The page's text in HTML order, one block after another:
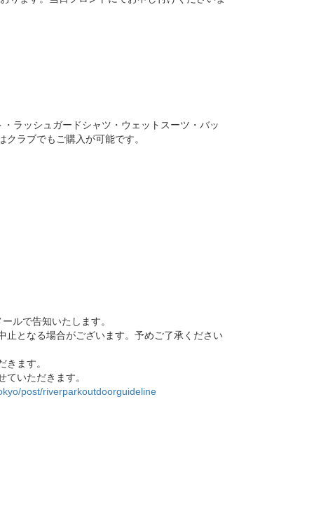
ラッシュガードシャツ・ウェットスーツ・バッ
ラブでもご購入が可能です。
ルで告知いたします。
止となる場合がございます。予めご了承ください
ます。
いただきます。
post/riverparkoutdoorguideline